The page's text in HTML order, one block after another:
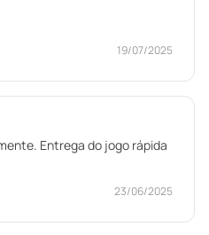
19/07/2025
Entrega do jogo rápida
23/06/2025